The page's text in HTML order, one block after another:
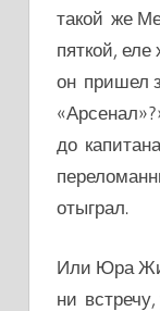
такой же
пяткой,
он пришел
до
отыграл.
Или Юра
ни